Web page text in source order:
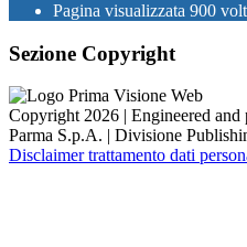
Pagina visualizzata 900
Sezione Copyright
Copyright 2026 | Engineered
Parma S.p.A. | Divisione
Disclaimer trattamento dati